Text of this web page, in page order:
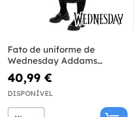
Fato de uniforme de
Wednesday Addams
tamanho grande - Oficial
Netflix
40,99 €
DISPONÍVEL